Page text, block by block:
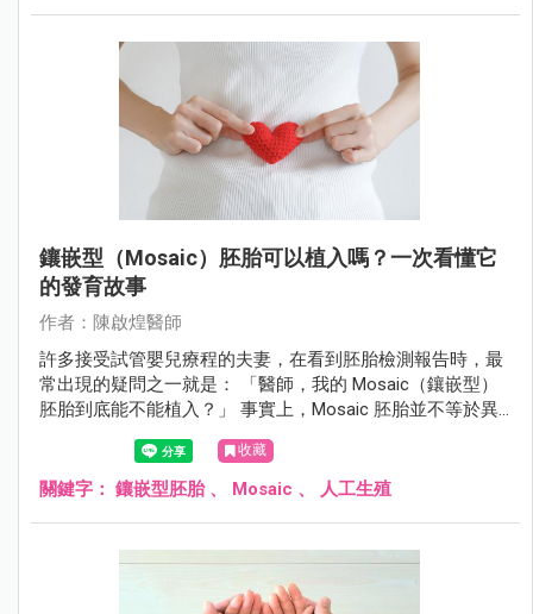
鑲嵌型（Mosaic）胚胎可以植入嗎？一次看懂它
的發育故事
作者：陳啟煌醫師
許多接受試管嬰兒療程的夫妻，在看到胚胎檢測報告時，最
常出現的疑問之一就是： 「醫師，我的 Mosaic（鑲嵌型）
胚胎到底能不能植入？」 事實上，Mosaic 胚胎並不等於異
常胚胎，也不代表一定無法懷孕。許多健康寶寶的誕生，都
曾經歷過這個令人糾結的選擇。 讓我們用一個簡單的故事，
了解 Mosaic 胚胎可能經歷的發育歷程。
收藏
關鍵字： 鑲嵌型胚胎、 Mosaic 、 人工生殖